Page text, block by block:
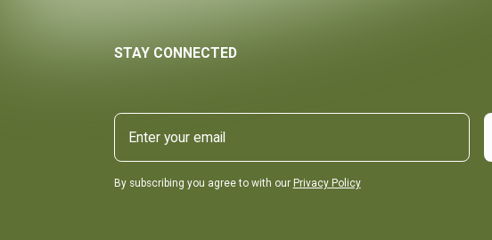
STAY CONNECTED
By subscribing you agree to with our Privacy Policy